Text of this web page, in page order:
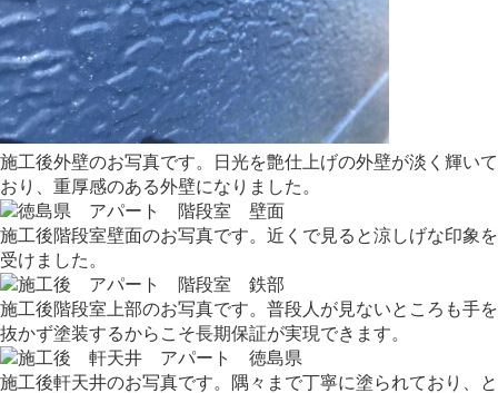
施工後外壁のお写真です。日光を艶仕上げの外壁が淡く輝いて
おり、重厚感のある外壁になりました。
施工後階段室壁面のお写真です。近くで見ると涼しげな印象を
受けました。
施工後階段室上部のお写真です。普段人が見ないところも手を
抜かず塗装するからこそ長期保証が実現できます。
施工後軒天井のお写真です。隅々まで丁寧に塗られており、と